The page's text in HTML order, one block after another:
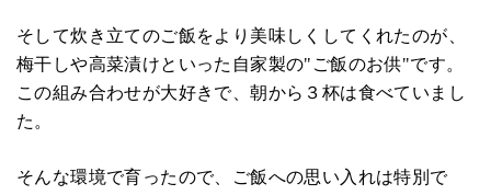
そして炊き立てのご飯をより美味しくしてくれたのが、
梅干しや高菜漬けといった自家製の"ご飯のお供"です。
この組み合わせが大好きで、朝から３杯は食べていまし
た。
そんな環境で育ったので、ご飯への思い入れは特別で